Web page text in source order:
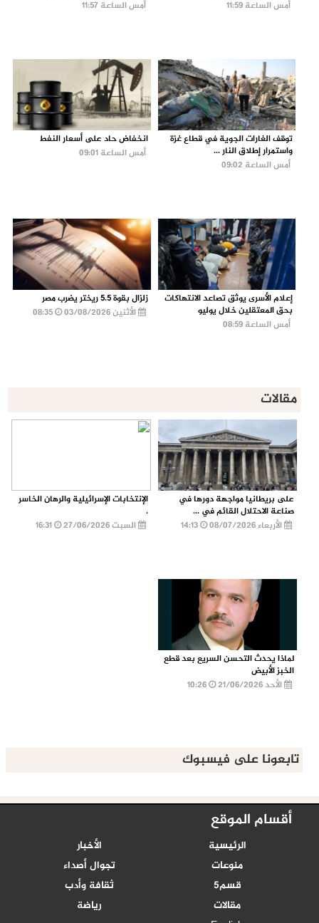
أمس الساعة 11:59
أمس الساعة 11:57
توقف الغارات الجوية في قطاع غزة
واستمرار إطلاق النار ...
أمس الساعة 09:02
انخفاض حاد على أسعار النفط
أمس الساعة 09:01
إعلام الأسرى يوثق تصاعد الانتهاكات
بحق المعتقلين خلال يوليو
أمس الساعة 08:59
زلزال بقوة 5.5 ريختر يضرب مصر
الأثنين 03/08/2026
08:35
مقالات
على بريطانيا مواجهة دورها في
صناعة الاحتلال القائم في ...
الأربعاء 08/07/2026
الإنتخابات الإسرائيلية والرهان الخاسر
.
السبت 27/06/2026
16:31
لماذا يحدث التحسن السريع بعد قطع
الخبز الأبيض
الأحد 21/06/2026
تابعونا على فيسبوك
أقسام الموقع
الرئيسية
الأخبار
منوعات
تجوال أصداء
قسم5
ثقافة وأدب
مقالات
رياضة